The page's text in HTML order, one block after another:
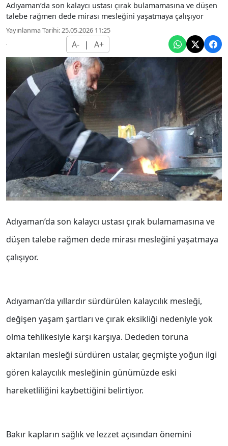
Adıyaman’da son kalaycı ustası çırak bulamamasına ve düşen
talebe rağmen dede mirası mesleğini yaşatmaya çalışıyor
Yayınlanma Tarihi: 25.05.2026 11:25
A- | A+
Adıyaman’da son kalaycı ustası çırak bulamamasına ve
düşen talebe rağmen dede mirası mesleğini yaşatmaya
çalışıyor.
Adıyaman’da yıllardır sürdürülen kalaycılık mesleği,
değişen yaşam şartları ve çırak eksikliği nedeniyle yok
olma tehlikesiyle karşı karşıya. Dededen toruna
aktarılan mesleği sürdüren ustalar, geçmişte yoğun ilgi
gören kalaycılık mesleğinin günümüzde eski
hareketliliğini kaybettiğini belirtiyor.
Bakır kapların sağlık ve lezzet açısından önemini